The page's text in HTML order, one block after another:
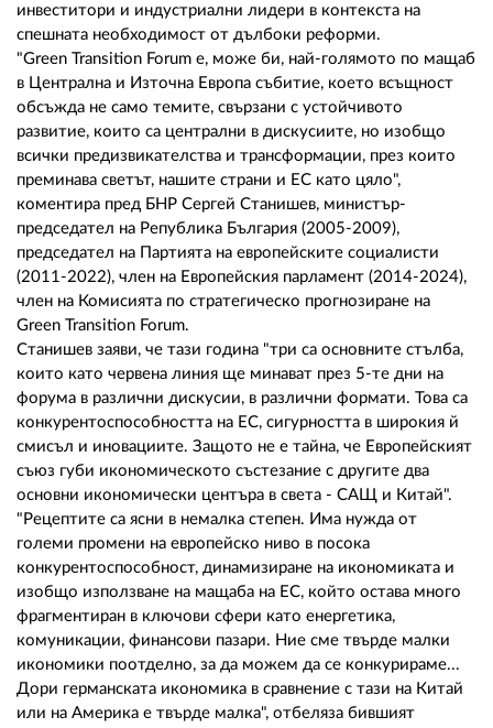
инвеститори и индустриални лидери в контекста на
спешната необходимост от дълбоки реформи.
"Green Transition Forum е, може би, най-голямото по мащаб
в Централна и Източна Европа събитие, което всъщност
обсъжда не само темите, свързани с устойчивото
развитие, които са централни в дискусиите, но изобщо
всички предизвикателства и трансформации, през които
преминава светът, нашите страни и ЕС като цяло",
коментира пред БНР Сергей Станишев, министър-
председател на Република България (2005-2009),
председател на Партията на европейските социалисти
(2011-2022), член на Европейския парламент (2014-2024),
член на Комисията по стратегическо прогнозиране на
Green Transition Forum.
Станишев заяви, че тази година "три са основните стълба,
които като червена линия ще минават през 5-те дни на
форума в различни дискусии, в различни формати. Това са
конкурентоспособността на ЕС, сигурността в широкия й
смисъл и иновациите. Защото не е тайна, че Европейският
съюз губи икономическото състезание с другите два
основни икономически центъра в света - САЩ и Китай".
"Рецептите са ясни в немалка степен. Има нужда от
големи промени на европейско ниво в посока
конкурентоспособност, динамизиране на икономиката и
изобщо използване на мащаба на ЕС, който остава много
фрагментиран в ключови сфери като енергетика,
комуникации, финансови пазари. Ние сме твърде малки
икономики поотделно, за да можем да се конкурираме...
Дори германската икономика в сравнение с тази на Китай
или на Америка е твърде малка", отбеляза бившият